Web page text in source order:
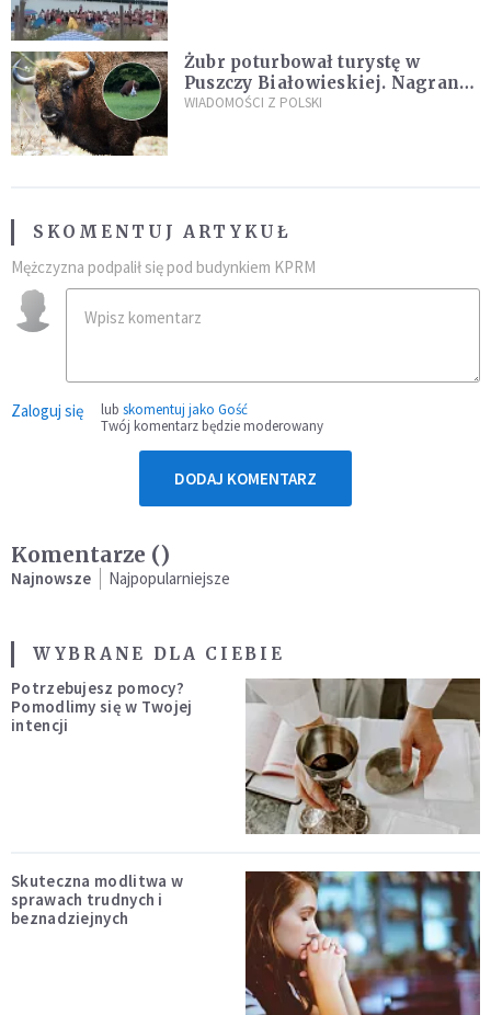
Żubr poturbował turystę w
Puszczy Białowieskiej. Nagranie
daje do myślenia
WIADOMOŚCI Z POLSKI
SKOMENTUJ ARTYKUŁ
Mężczyzna podpalił się pod budynkiem KPRM
Zaloguj się lub skomentuj jako Gość
Twój komentarz będzie moderowany
DODAJ KOMENTARZ
Komentarze ()
Najnowsze Najpopularniejsze
WYBRANE DLA CIEBIE
Potrzebujesz pomocy?
Pomodlimy się w Twojej
intencji
Skuteczna modlitwa w
sprawach trudnych i
beznadziejnych